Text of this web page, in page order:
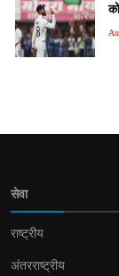
सेवा
राष्ट्रीय
अंतरराष्ट्रीय